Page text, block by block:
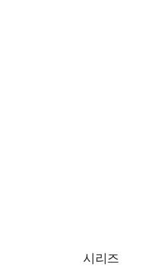
시리즈